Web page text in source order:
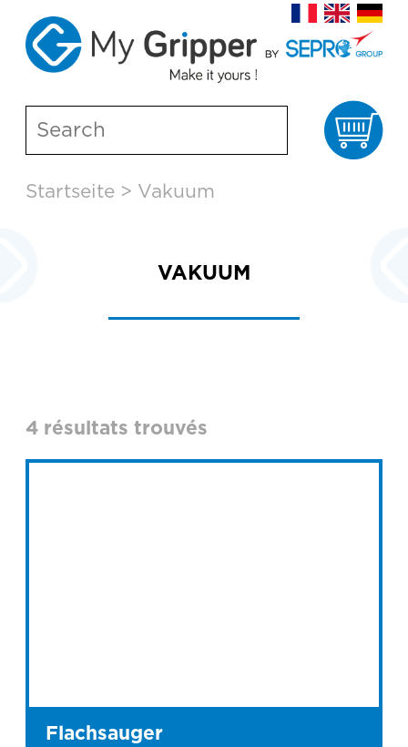
Startseite > Vakuum
VAKUUM
4 résultats trouvés
Flachsauger